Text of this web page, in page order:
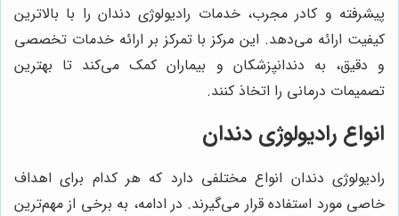
پیشرفته و کادر مجرب، خدمات رادیولوژی دندان را با بالاترین
کیفیت ارائه می‌دهد. این مرکز با تمرکز بر ارائه خدمات تخصصی
و دقیق، به دندانپزشکان و بیماران کمک می‌کند تا بهترین
تصمیمات درمانی را اتخاذ کنند.
انواع رادیولوژی دندان
رادیولوژی دندان انواع مختلفی دارد که هر کدام برای اهداف
خاصی مورد استفاده قرار می‌گیرند. در ادامه، به برخی از مهم‌ترین